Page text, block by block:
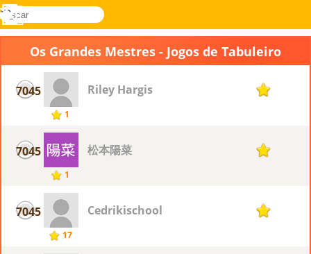
Novel
buscar
Entrar
Menu
Os Grandes Mestres - Jogos de Tabuleiro
7045
1
Riley Hargis 1
7045
1
松本陽菜 1
7045
17
Cedrikischool 1